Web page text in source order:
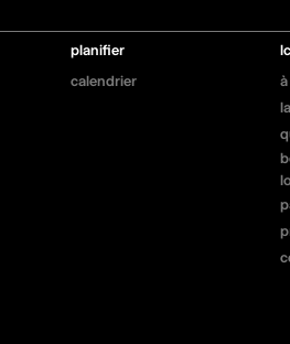
planifier
calendrier